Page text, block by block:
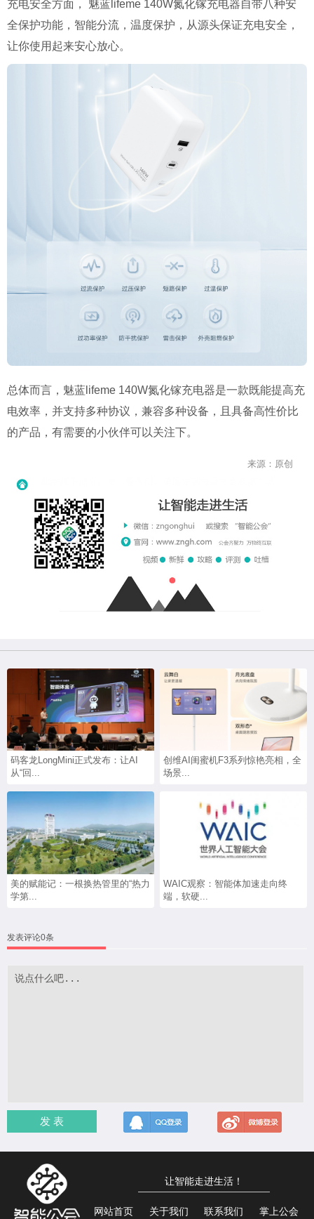
充电安全方面， 魅蓝lifeme 140W氮化镓充电器自带八种安
全保护功能，智能分流，温度保护，从源头保证充电安全，
让你使用起来安心放心。
总体而言，魅蓝lifeme 140W氮化镓充电器是一款既能提高充
电效率，并支持多种协议，兼容多种设备，且具备高性价比
的产品，有需要的小伙伴可以关注下。
来源：原创
码客龙LongMini正式发布：让AI
从“回...
创维AI闺蜜机F3系列惊艳亮相，全
场景...
美的赋能记：一根换热管里的“热力
学第...
WAIC观察：智能体加速走向终
端，软硬...
发表评论0条
发 表
让智能走进生活！
网站首页 关于我们 联系我们 掌上公会